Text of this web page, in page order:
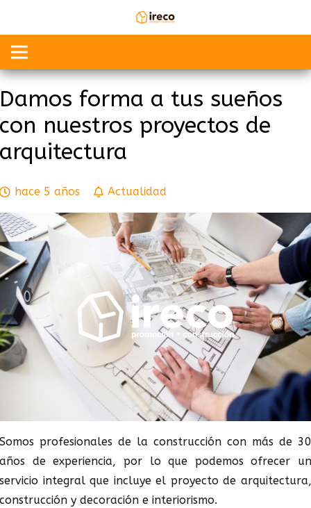
Damos forma a tus sueños
con nuestros proyectos de
arquitectura
hace 5 años Actualidad
Somos profesionales de la construcción con más de 30
años de experiencia, por lo que podemos ofrecer un
servicio integral que incluye el proyecto de arquitectura,
construcción y decoración e interiorismo.